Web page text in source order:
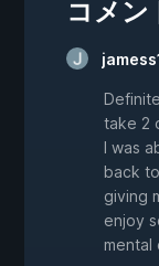
コメン
take 2
I was
back
giving
enjoy
mental